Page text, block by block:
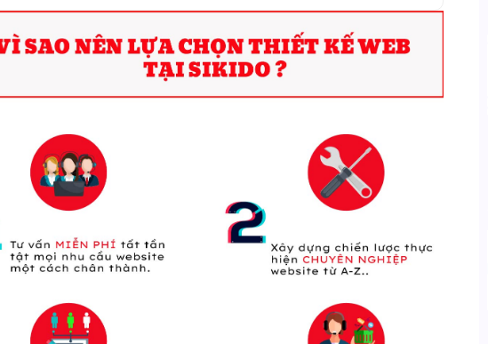
đánh giá
đánh giá
0
đánh giá